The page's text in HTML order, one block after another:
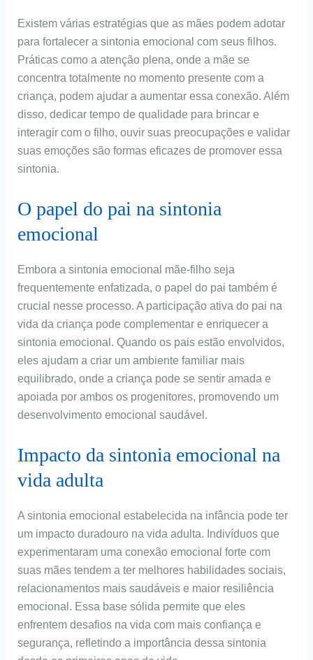
Existem várias estratégias que as mães podem adotar
para fortalecer a sintonia emocional com seus filhos.
Práticas como a atenção plena, onde a mãe se
concentra totalmente no momento presente com a
criança, podem ajudar a aumentar essa conexão. Além
disso, dedicar tempo de qualidade para brincar e
interagir com o filho, ouvir suas preocupações e validar
suas emoções são formas eficazes de promover essa
sintonia.
O papel do pai na sintonia
emocional
Embora a sintonia emocional mãe-filho seja
frequentemente enfatizada, o papel do pai também é
crucial nesse processo. A participação ativa do pai na
vida da criança pode complementar e enriquecer a
sintonia emocional. Quando os pais estão envolvidos,
eles ajudam a criar um ambiente familiar mais
equilibrado, onde a criança pode se sentir amada e
apoiada por ambos os progenitores, promovendo um
desenvolvimento emocional saudável.
Impacto da sintonia emocional na
vida adulta
A sintonia emocional estabelecida na infância pode ter
um impacto duradouro na vida adulta. Indivíduos que
experimentaram uma conexão emocional forte com
suas mães tendem a ter melhores habilidades sociais,
relacionamentos mais saudáveis e maior resiliência
emocional. Essa base sólida permite que eles
enfrentem desafios na vida com mais confiança e
segurança, refletindo a importância dessa sintonia